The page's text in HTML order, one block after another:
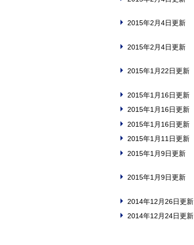
2015年2月4日更新
2015年2月4日更新
2015年1月22日更新
2015年1月16日更新
2015年1月16日更新
2015年1月16日更新
2015年1月11日更新
2015年1月9日更新
2015年1月9日更新
2014年12月26日更新
2014年12月24日更新